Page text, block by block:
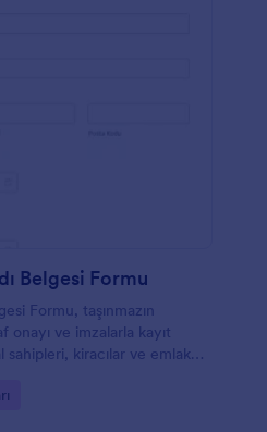
Belgesi Formu
Formu, taşınmazın
onayı ve imzalarla kayıt
sahipleri, kiracılar ve emlak